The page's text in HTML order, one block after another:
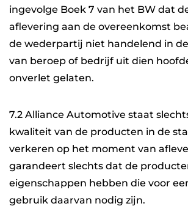
ingevolge Boek 7 van het BW dat
aflevering aan de overeenkomst
de wederpartij niet handelend in
van beroep of bedrijf uit dien
onverlet gelaten.
7.2 Alliance Automotive staat
kwaliteit van de producten in de
verkeren op het moment van
garandeert slechts dat de
eigenschappen hebben die voor
gebruik daarvan nodig zijn.